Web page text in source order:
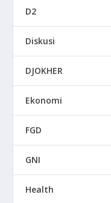
D2
Diskusi
DJOKHER
Ekonomi
FGD
GNI
Health